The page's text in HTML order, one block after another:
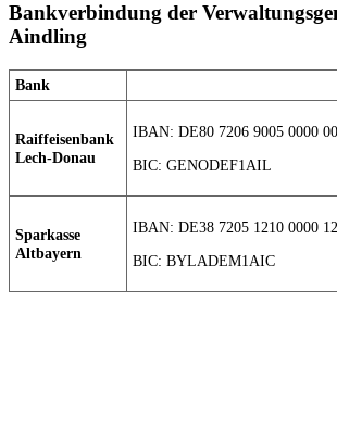
Bankverbindung der
Aindling
Bank
Raiffeisenbank
Lech-Donau
IBAN: DE80 7206 9005 0000
BIC: GENODEF1AIL
Sparkasse
Altbayern
IBAN: DE38 7205 1210 0000
BIC: BYLADEM1AIC